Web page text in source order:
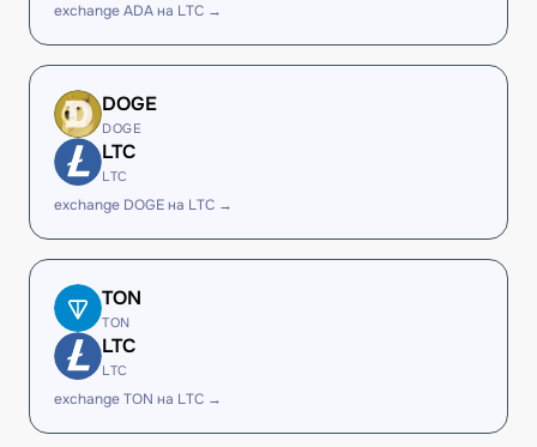
exchange ADA на LTC →
DOGE
DOGE
LTC
LTC
exchange DOGE на LTC →
TON
TON
LTC
LTC
exchange TON на LTC →